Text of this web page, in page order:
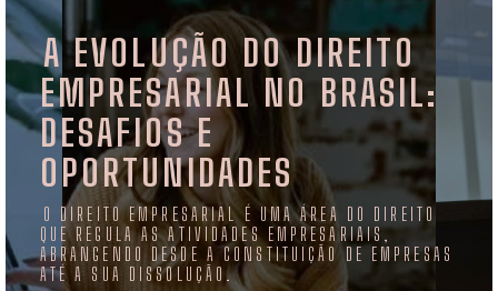
A EVOLUÇÃO DO DIREITO
EMPRESARIAL NO BRASIL:
DESAFIOS E
OPORTUNIDADES
O DIREITO EMPRESARIAL É UMA ÁREA DO DIREITO
QUE REGULA AS ATIVIDADES EMPRESARIAIS,
ABRANGENDO DESDE A CONSTITUIÇÃO DE EMPRESAS
ATÉ A SUA DISSOLUÇÃO.